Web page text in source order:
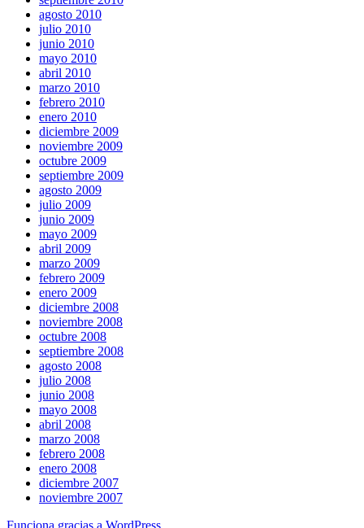
agosto 2010
julio 2010
junio 2010
mayo 2010
abril 2010
marzo 2010
febrero 2010
enero 2010
diciembre 2009
noviembre 2009
octubre 2009
septiembre 2009
agosto 2009
julio 2009
junio 2009
mayo 2009
abril 2009
marzo 2009
febrero 2009
enero 2009
diciembre 2008
noviembre 2008
octubre 2008
septiembre 2008
agosto 2008
julio 2008
junio 2008
mayo 2008
abril 2008
marzo 2008
febrero 2008
enero 2008
diciembre 2007
noviembre 2007